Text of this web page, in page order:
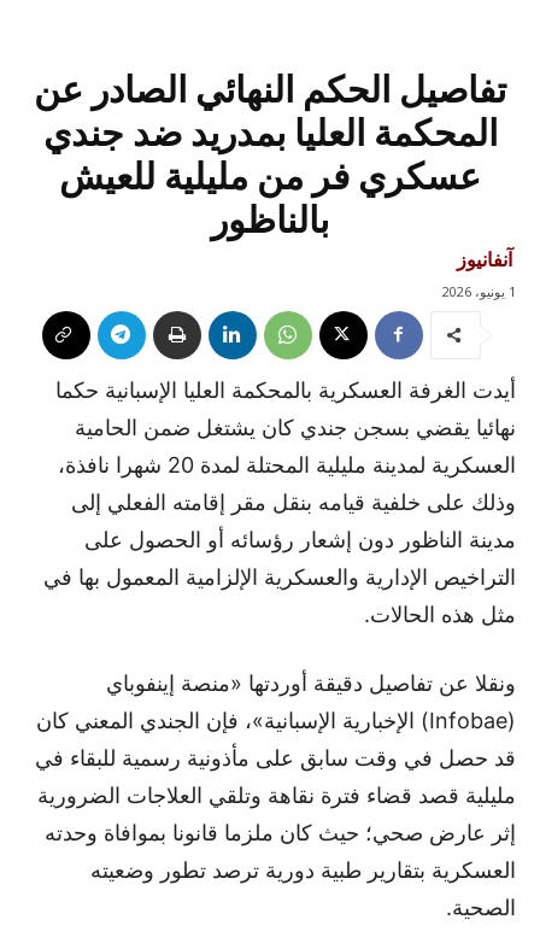
تفاصيل الحكم النهائي الصادر عن
المحكمة العليا بمدريد ضد جندي
عسكري فر من مليلية للعيش
بالناظور
آنفانيوز
1 يونيو، 2026
أيدت الغرفة العسكرية بالمحكمة العليا الإسبانية حكما
نهائيا يقضي بسجن جندي كان يشتغل ضمن الحامية
العسكرية لمدينة مليلية المحتلة لمدة 20 شهرا نافذة،
وذلك على خلفية قيامه بنقل مقر إقامته الفعلي إلى
مدينة الناظور دون إشعار رؤسائه أو الحصول على
التراخيص الإدارية والعسكرية الإلزامية المعمول بها في
مثل هذه الحالات.
ونقلا عن تفاصيل دقيقة أوردتها «منصة إينفوباي
(Infobae) الإخبارية الإسبانية»، فإن الجندي المعني كان
قد حصل في وقت سابق على مأذونية رسمية للبقاء في
مليلية قصد قضاء فترة نقاهة وتلقي العلاجات الضرورية
إثر عارض صحي؛ حيث كان ملزما قانونا بموافاة وحدته
العسكرية بتقارير طبية دورية ترصد تطور وضعيته
الصحية.